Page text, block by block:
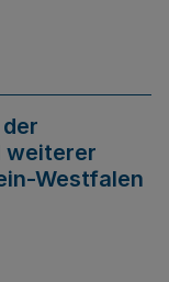
weiterer
Westfalen